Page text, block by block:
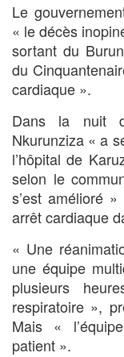
Le
« le décès
sortant du
du
cardiaque ».
Dans la nuit
Nkurunziza « a
l’hôpital de
selon le
s’est amélioré
arrêt cardiaque
« Une
une équipe
plusieurs
respiratoire »,
Mais «
patient ».